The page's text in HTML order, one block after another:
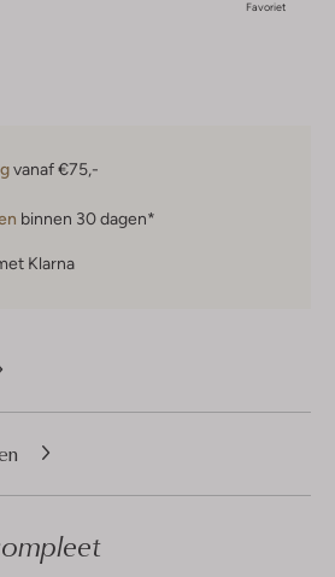
Favoriet
vanaf €75,-
binnen 30 dagen*
Klarna